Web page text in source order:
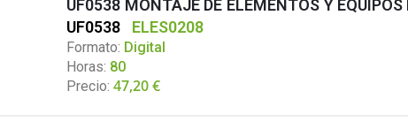
UF0538 ELES0208
Formato: Digital
Horas: 80
Precio: 47,20€